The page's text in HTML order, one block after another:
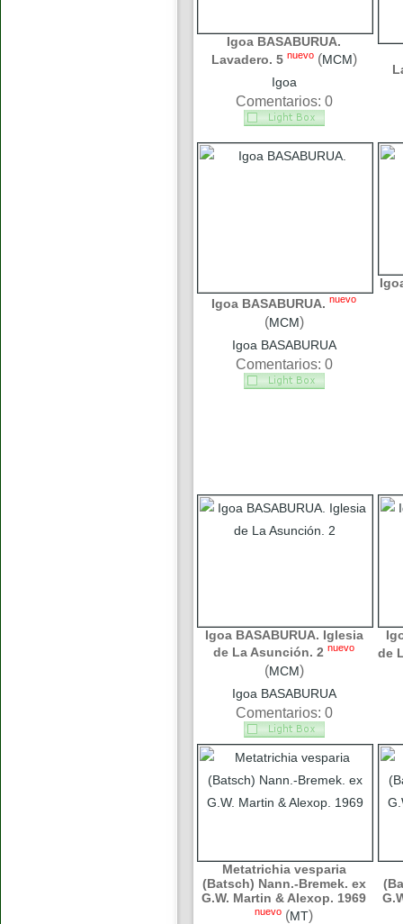
Igoa BASABURUA.
Lavadero. 5 nuevo (MCM)
Igoa
Comentarios: 0
Igoa BASABURUA. nuevo
(MCM)
Igoa BASABURUA
Comentarios: 0
Igoa BASABURUA. Iglesia
de La Asunción. 2 nuevo
(MCM)
Igoa BASABURUA
Comentarios: 0
de
Metatrichia vesparia
(Batsch) Nann.-Bremek. ex
G.W. Martin & Alexop. 1969
nuevo (MT)